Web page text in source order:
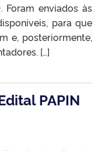
enviados às
para que
e, posteriormente,
[…]
PAPIN